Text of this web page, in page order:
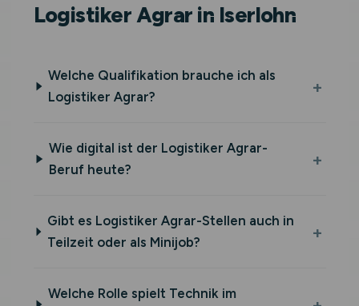
Logistiker Agrar in Iserlohn
Welche Qualifikation brauche ich als
Logistiker Agrar?
Wie digital ist der Logistiker Agrar-
Beruf heute?
Gibt es Logistiker Agrar-Stellen auch in
Teilzeit oder als Minijob?
Welche Rolle spielt Technik im